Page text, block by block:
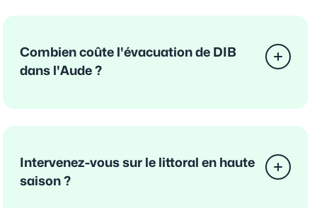
Combien coûte l'évacuation de DIB
dans l'Aude ?
Intervenez-vous sur le littoral en haute
saison ?